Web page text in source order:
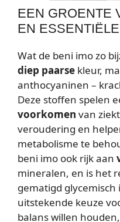
EEN GROENTE
EN
Wat de beni imo zo
diep paarse kleur,
anthocyaninen –
Deze stoffen spelen
voorkomen van
veroudering en
metabolisme te
beni imo ook rijk aan
mineralen, en is het
gematigd
uitstekende keuze
balans willen